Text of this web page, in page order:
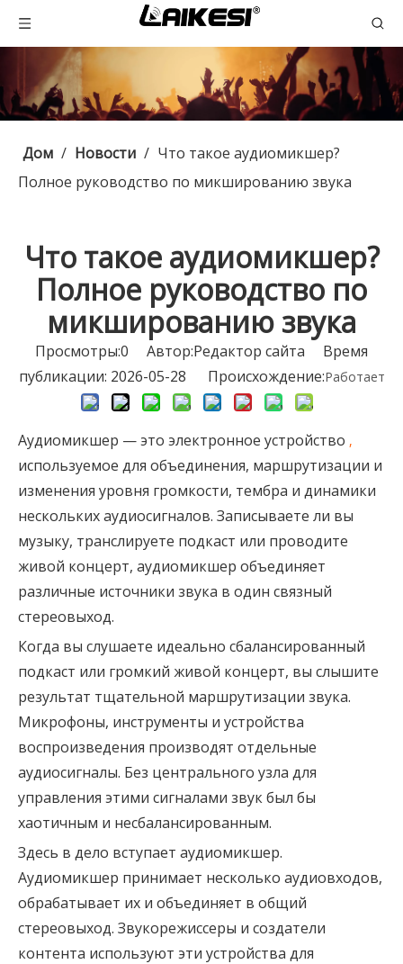
Дом / Новости / Что такое аудиомикшер?
Полное руководство по микшированию звука
Что такое аудиомикшер?
Полное руководство по
микшированию звука
Просмотры:0 Автор:Pедактор сайта Время
публикации: 2026-05-28 Происхождение:Работает
Аудиомикшер — это электронное устройство ,
используемое для объединения, маршрутизации и
изменения уровня громкости, тембра и динамики
нескольких аудиосигналов. Записываете ли вы
музыку, транслируете подкаст или проводите
живой концерт, аудиомикшер объединяет
различные источники звука в один связный
стереовыход.
Когда вы слушаете идеально сбалансированный
подкаст или громкий живой концерт, вы слышите
результат тщательной маршрутизации звука.
Микрофоны, инструменты и устройства
воспроизведения производят отдельные
аудиосигналы. Без центрального узла для
управления этими сигналами звук был бы
хаотичным и несбалансированным.
Здесь в дело вступает аудиомикшер.
Аудиомикшер принимает несколько аудиовходов,
обрабатывает их и объединяет в общий
стереовыход. Звукорежиссеры и создатели
контента используют эти устройства для